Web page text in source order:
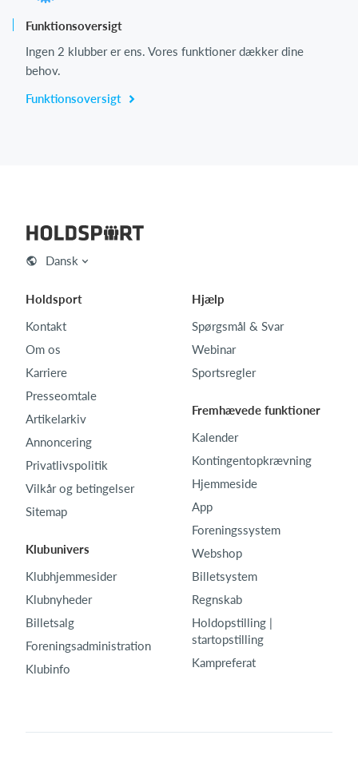
Funktionsoversigt
Ingen 2 klubber er ens. Vores funktioner dækker dine
behov.
Funktionsoversigt
Dansk
Holdsport
Kontakt
Om os
Karriere
Presseomtale
Artikelarkiv
Annoncering
Privatlivspolitik
Vilkår og betingelser
Sitemap
Klubunivers
Klubhjemmesider
Klubnyheder
Billetsalg
Foreningsadministration
Klubinfo
Hjælp
Spørgsmål & Svar
Webinar
Sportsregler
Fremhævede funktioner
Kalender
Kontingentopkrævning
Hjemmeside
App
Foreningssystem
Webshop
Billetsystem
Regnskab
Holdopstilling |
startopstilling
Kampreferat